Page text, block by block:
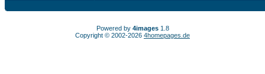
Powered by 4images1.8
Copyright © 2002-2026 4homepages.de